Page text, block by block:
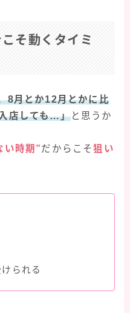
そ動くタイミ
8月とか12月とかに比
店しても…」と思うか
い時期”だからこそ狙い
られる